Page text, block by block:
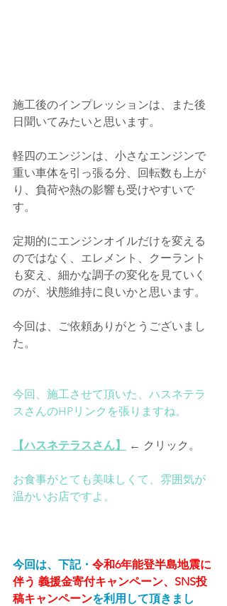
施工後のインプレッションは、また後
日聞いてみたいと思います。
軽四のエンジンは、小さなエンジンで
重い車体を引っ張る分、回転数も上が
り、負荷や熱の影響も受けやすいで
す。
定期的にエンジンオイルだけを変える
のではなく、エレメント、クーラント
も変え、細かな調子の変化を見ていく
のが、状態維持に良いかと思います。
今回は、ご依頼ありがとうございまし
た。
今回、施工させて頂いた、ハスネテラ
スさんのHPリンクを張りますね。
【ハスネテラスさん】 ← クリック。
お食事がとても美味しくて、雰囲気が
温かいお店ですよ。
今回は、下記・ 令和6年能登半島地震に
伴う 義援金寄付キャンペーン、SNS投
稿キャンペーンを利用して頂きまし